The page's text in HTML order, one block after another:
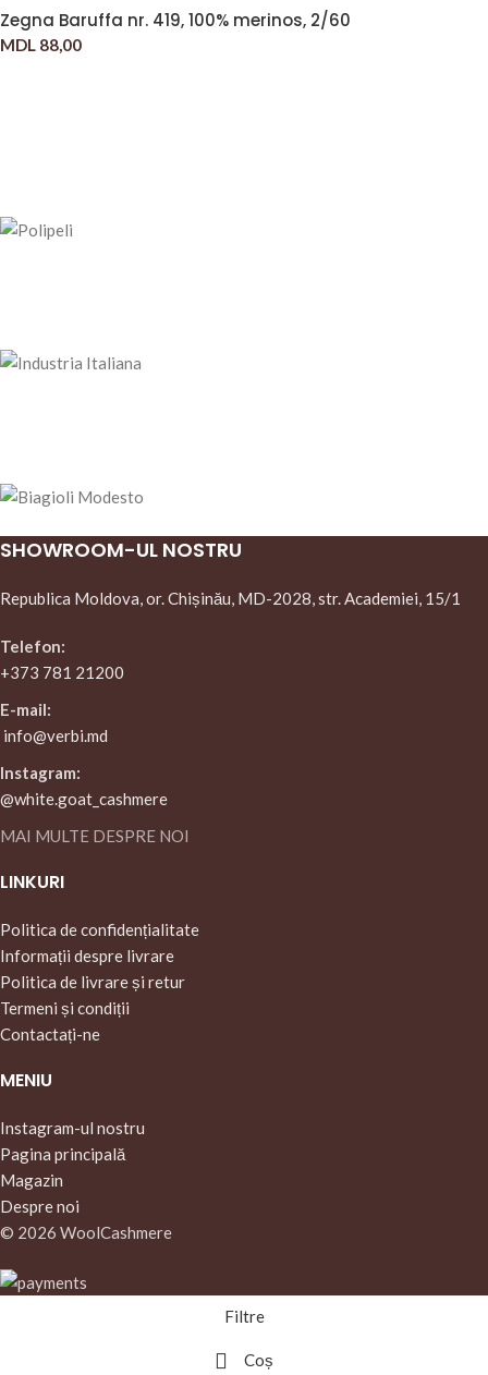
Zegna Baruffa nr. 419, 100% merinos, 2/60
MDL 88,00
SHOWROOM-UL NOSTRU
Republica Moldova, or. Chișinău, MD-2028, str. Academiei, 15/1
Telefon:
+373 781 21200
E-mail:
info@verbi.md
Instagram:
@white.goat_cashmere
MAI MULTE DESPRE NOI
LINKURI
Politica de confidențialitate
Informații despre livrare
Politica de livrare și retur
Termeni și condiții
Contactați-ne
MENIU
Instagram-ul nostru
Pagina principală
Magazin
Despre noi
© 2026 WoolCashmere
Filtre
Coș